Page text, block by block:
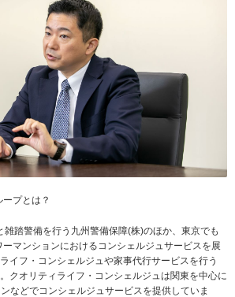
ープとは？
雑踏警備を行う九州警備保障(株)のほか、東京でも
マンションにおけるコンシェルジュサービスを展
イフ・コンシェルジュや家事代行サービスを行う
クオリティライフ・コンシェルジュは関東を中心に
などでコンシェルジュサービスを提供していま